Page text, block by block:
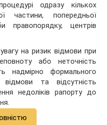
одразу кількох
частини, попередньої
правопорядку, центрів
на ризик відмови при
або неточність
надмірно формального
та відсутність
недоліків рапорту до